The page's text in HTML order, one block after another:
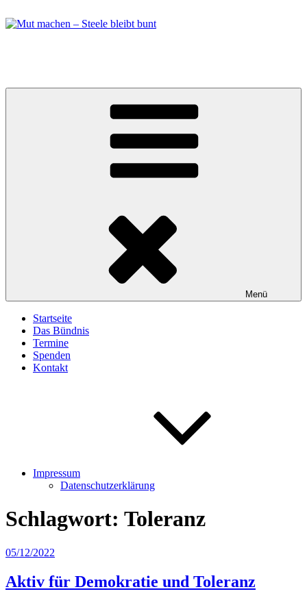
Inhalt
Menü
Startseite
Das Bündnis
Termine
Spenden
Kontakt
Impressum
Datenschutzerklärung
Schlagwort: Toleranz
Veröffentlicht
05/12/2022
Aktiv für Demokratie und Toleranz